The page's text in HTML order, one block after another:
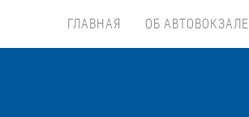
ГЛАВНАЯ ОБ АВТОВОКЗАЛЕ